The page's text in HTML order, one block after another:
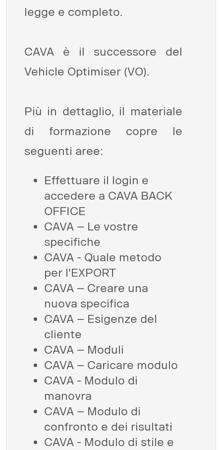
legge e completo.
CAVA è il successore del
Vehicle Optimiser (VO).
Più in dettaglio, il materiale
di formazione copre le
seguenti aree:
Effettuare il login e
accedere a CAVA BACK
OFFICE
CAVA – Le vostre
specifiche
CAVA - Quale metodo
per l'EXPORT
CAVA – Creare una
nuova specifica
CAVA – Esigenze del
cliente
CAVA – Moduli
CAVA – Caricare modulo
CAVA - Modulo di
manovra
CAVA – Modulo di
confronto e dei risultati
CAVA - Modulo di stile e